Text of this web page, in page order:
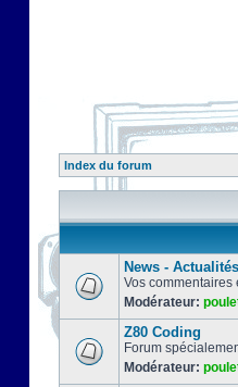
Index du forum
News - Actualités
Vos commentaires
Modérateur:
Z80 Coding
Forum
Modérateur: